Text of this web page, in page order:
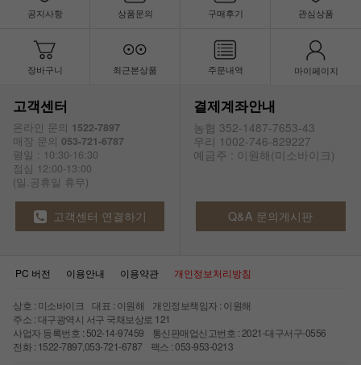
공지사항 상품문의 구매후기 관심상품
장바구니 최근본상품 주문내역 마이페이지
고객센터
온라인 문의 1522-7897
매장 문의 053-721-6787
평일 : 10:30-16:30
점심 12:00-13:00
(일.공휴일 휴무)
결제계좌안내
농협 352-1487-7653-43
우리 1002-746-829227
예금주 : 이원해(미소바이크)
고객센터 연결하기 Q&A 문의게시판
PC 버전 이용안내 이용약관 개인정보처리방침
상호 : 미소바이크 대표 : 이원해 개인정보책임자 : 이원해
주소 : 대구광역시 서구 국채보상로 121
사업자 등록번호 : 502-14-97459 통신판매업신고번호 : 2021-대구서구-0556
전화 : 1522-7897,053-721-6787 팩스 : 053-953-0213